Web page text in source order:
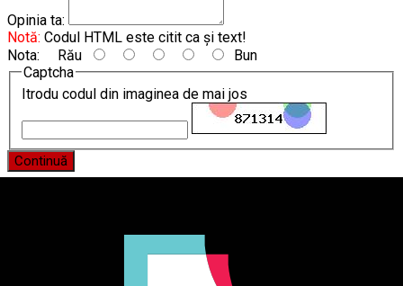
Opinia ta:
Notă: Codul HTML este citit ca şi text!
Nota: Rău
Bun
Captcha
Itrodu codul din imaginea de mai jos
Continuă